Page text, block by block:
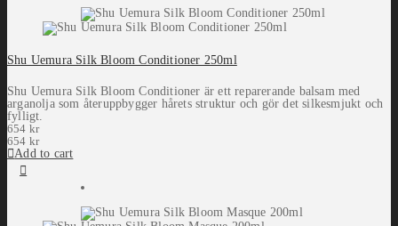
Shu Uemura Silk Bloom Conditioner 250ml
Shu Uemura Silk Bloom Conditioner är ett reparerande balsam med
arganolja som återuppbygger hårets struktur och gör det silkesmjukt och
fylligt.
654 kr
654 kr
Add to cart